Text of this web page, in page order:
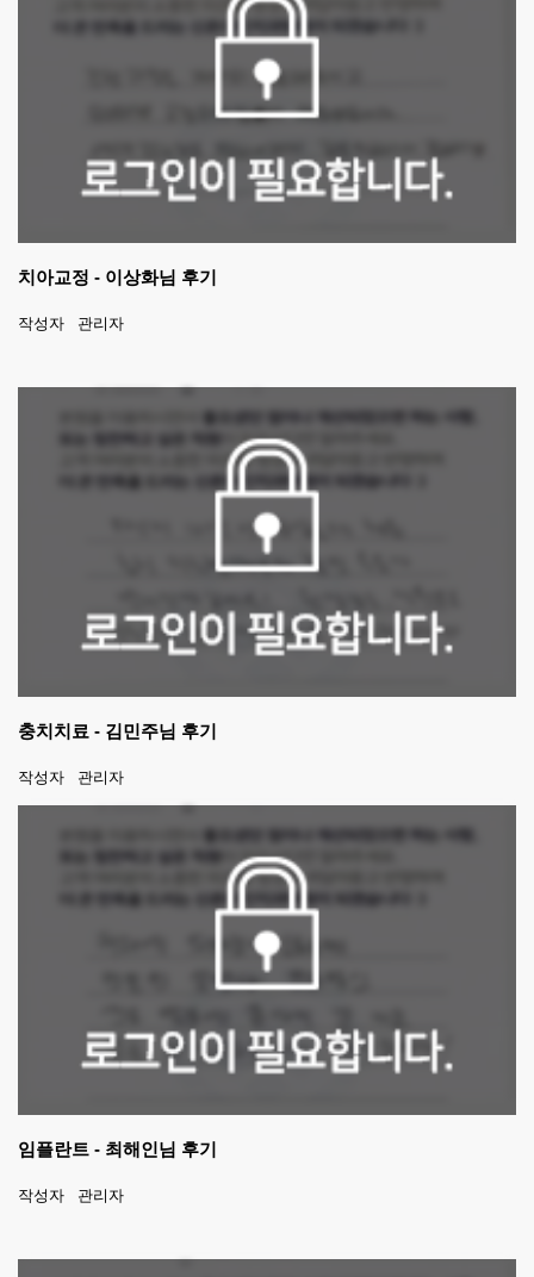
치아교정 - 이상화님 후기
작성자 관리자
충치치료 - 김민주님 후기
작성자 관리자
임플란트 - 최해인님 후기
작성자 관리자